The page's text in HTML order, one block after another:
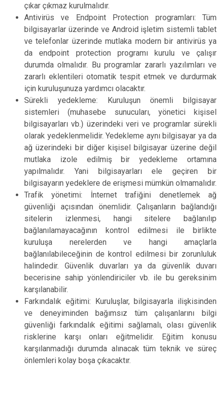
çıkar çıkmaz kurulmalıdır.
Antivirüs ve Endpoint Protection programları: Tüm
bilgisayarlar üzerinde ve Android işletim sistemli tablet
ve telefonlar üzerinde mutlaka modern bir antivirüs ya
da endpoint protection programı kurulu ve çalışır
durumda olmalıdır. Bu programlar zararlı yazılımları ve
zararlı eklentileri otomatik tespit etmek ve durdurmak
için kuruluşunuza yardımcı olacaktır.
Sürekli yedekleme: Kuruluşun önemli bilgisayar
sistemleri (muhasebe sunucuları, yönetici kişisel
bilgisayarları vb.) üzerindeki veri ve programlar sürekli
olarak yedeklenmelidir. Yedekleme aynı bilgisayar ya da
ağ üzerindeki bir diğer kişisel bilgisayar üzerine değil
mutlaka izole edilmiş bir yedekleme ortamına
yapılmalıdır. Yani bilgisayarları ele geçiren bir
bilgisayarın yedeklere de erişmesi mümkün olmamalıdır.
Trafik yönetimi: İnternet trafiğini denetlemek ağ
güvenliği açısından önemlidir. Çalışanların bağlandığı
sitelerin izlenmesi, hangi sitelere bağlanılıp
bağlanılamayacağının kontrol edilmesi ile birlikte
kuruluşa nerelerden ve hangi amaçlarla
bağlanılabileceğinin de kontrol edilmesi bir zorunluluk
halindedir. Güvenlik duvarları ya da güvenlik duvarı
becerisine sahip yönlendiriciler vb. ile bu gereksinim
karşılanabilir.
Farkındalık eğitimi: Kuruluşlar, bilgisayarla ilişkisinden
ve deneyiminden bağımsız tüm çalışanlarını bilgi
güvenliği farkındalık eğitimi sağlamalı, olası güvenlik
risklerine karşı onları eğitmelidir. Eğitim konusu
karşılanmadığı durumda alınacak tüm teknik ve süreç
önlemleri kolay boşa çıkacaktır.